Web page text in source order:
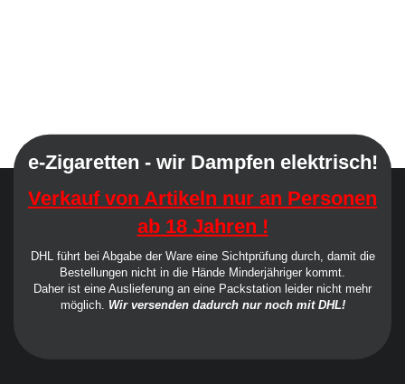
e-Zigaretten - wir Dampfen elektrisch!
Verkauf von Artikeln nur an Personen
ab 18 Jahren !
DHL führt bei Abgabe der Ware eine Sichtprüfung durch, damit die
Bestellungen nicht in die Hände Minderjähriger kommt.
Daher ist eine Auslieferung an eine Packstation leider nicht mehr
möglich. Wir versenden dadurch nur noch mit DHL!